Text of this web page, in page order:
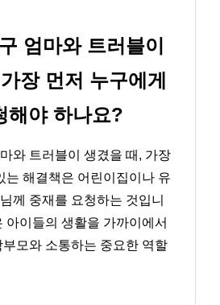
엄마와 트러블이
장 먼저 누구에게
해야 하나요?
와 트러블이 생겼을 때, 가장
는 해결책은 어린이집이나 유
께 중재를 요청하는 것입니
아이들의 생활을 가까이에서
모와 소통하는 중요한 역할